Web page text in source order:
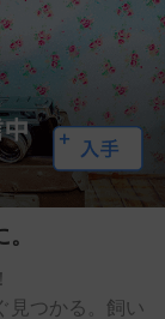
見つかる。飼い